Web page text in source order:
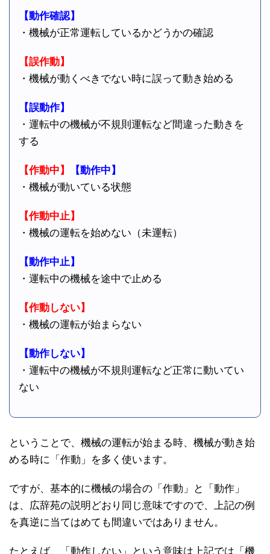
【動作確認】
・機械が正常運転しているかどうかの確認
【誤作動】
・機械が動くべきでない時に誤って動き始める
【誤動作】
・運転中の機械が不規則運転など間違った動きを
する
【作動中】
【動作中】
・機械が動いている状態
【作動中止】
・機械の運転を始めない（未運転）
【動作中止】
・運転中の機械を途中で止める
【作動しない】
・機械の運転が始まらない
【動作しない】
・運転中の機械が不規則運転など正常に動いてい
ない
ということで、機械の運転が始まる時、機械が動き始
める時に「作動」を多く使います。
ですが、基本的に機械の場合の「作動」と「動作」
は、広辞苑の説明どおり同じ意味ですので、上記の例
を真逆に当てはめても間違いではありません。
たとえば、「動作しない」という意味は上記では「機